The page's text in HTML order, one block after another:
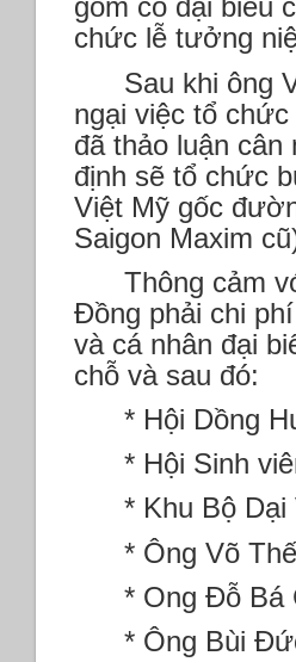
gồm có đại biểu
chức lễ tưởng
Sau khi ông
ngại việc tổ
đã thảo luận
định sẽ tổ chức
Việt Mỹ gốc
Saigon Maxim
Thông cảm
Đồng phải chi
và cá nhân đại
chỗ và sau đó:
* Hội Dồng
* Hội Sinh
* Khu Bộ Dại
* Ông Võ
* Ong Đỗ
* Ông Bùi